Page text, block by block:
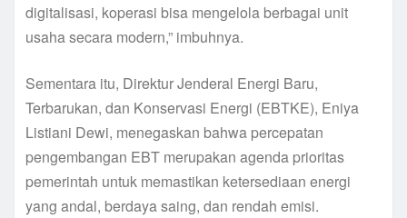
digitalisasi, koperasi bisa mengelola berbagai unit
usaha secara modern,” imbuhnya.
Sementara itu, Direktur Jenderal Energi Baru,
Terbarukan, dan Konservasi Energi (EBTKE), Eniya
Listiani Dewi, menegaskan bahwa percepatan
pengembangan EBT merupakan agenda prioritas
pemerintah untuk memastikan ketersediaan energi
yang andal, berdaya saing, dan rendah emisi.